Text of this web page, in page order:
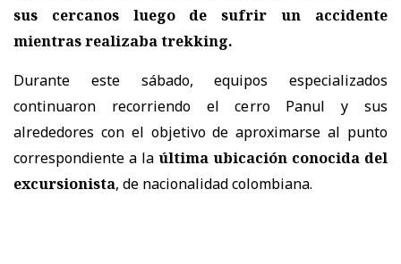
sus cercanos luego de sufrir un accidente
mientras realizaba trekking.
Durante este sábado, equipos especializados
continuaron recorriendo el cerro Panul y sus
alrededores con el objetivo de aproximarse al punto
correspondiente a la última ubicación conocida del
excursionista, de nacionalidad colombiana.